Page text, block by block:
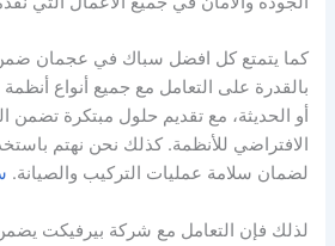
كما يتمتع كل افضل سباك في عجمان
بالقدرة على التعامل مع جميع أنواع أنظمة
أو الحديثة، مع تقديم حلول مبتكرة تضمن
الافتراضي للأنظمة. كذلك نحن نهتم
لضمان سلامة عمليات التركيب والصيانة.
لذلك فإن التعامل مع شركة بيرفيكت